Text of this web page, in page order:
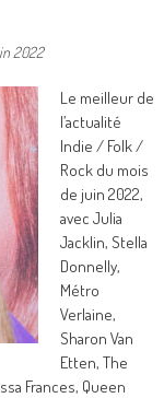
2022
Le meilleur de
l’actualité
Indie / Folk /
Rock du mois
de juin 2022,
avec Julia
Jacklin, Stella
Donnelly,
Métro
Verlaine,
Sharon Van
Etten, The
Frances, Queen